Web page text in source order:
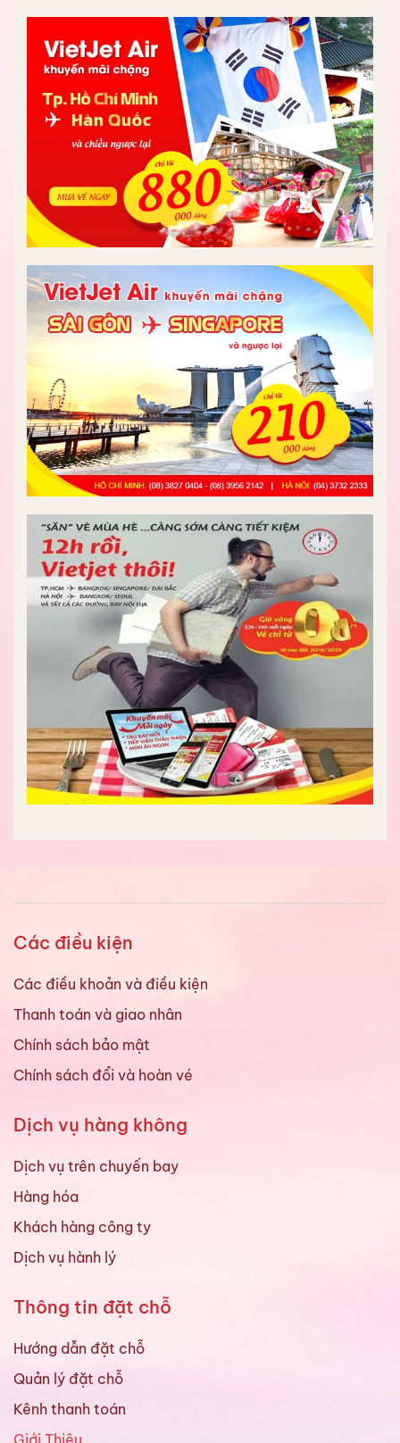
Các điều kiện
Các điều khoản và điều kiện
Thanh toán và giao nhân
Chính sách bảo mật
Chính sách đổi và hoàn vé
Dịch vụ hàng không
Dịch vụ trên chuyến bay
Hàng hóa
Khách hàng công ty
Dịch vụ hành lý
Thông tin đặt chỗ
Hướng dẫn đặt chỗ
Quản lý đặt chỗ
Kênh thanh toán
Giới Thiệu